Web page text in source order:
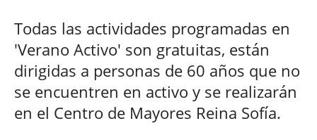
Todas las actividades programadas en
'Verano Activo' son gratuitas, están
dirigidas a personas de 60 años que no
se encuentren en activo y se realizarán
en el Centro de Mayores Reina Sofía.